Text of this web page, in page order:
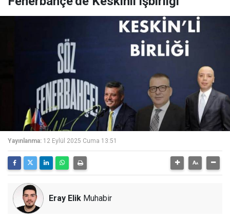
Yayınlanma: 12 Eylül 2025 Cuma 13:51
Eray Elik Muhabir